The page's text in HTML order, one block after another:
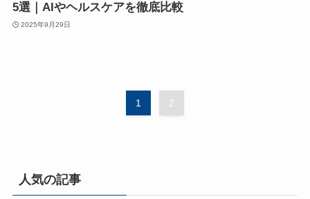
5選｜AIやヘルスケアを徹底比較
2025年9月29日
1 2
人気の記事